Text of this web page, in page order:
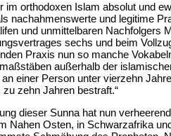
im orthodoxen Islam absolut und
nachahmenswerte und legitime
und unmittelbaren Nachfolgers
sechs und beim
Praxis nun so manche
außerhalb der
an einer Person unter vierzehn
zu zehn Jahren bestraft.“
dieser Sunna hat nun
Nahen Osten, in Schwarzafrika